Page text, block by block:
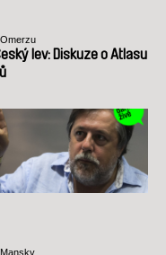
lev: Diskuze o Atlasu